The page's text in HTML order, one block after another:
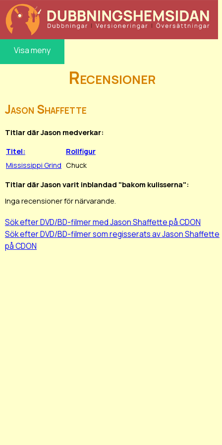
Visa meny
Recensioner
Jason Shaffette
Titlar där Jason medverkar:
Titel:
Rollfigur
Mississippi Grind Chuck
Titlar där Jason varit inblandad "bakom kulisserna":
Inga recensioner för närvarande.
Sök efter DVD/BD-filmer med Jason Shaffette på CDON
Sök efter DVD/BD-filmer som regisserats av Jason Shaffette
på CDON